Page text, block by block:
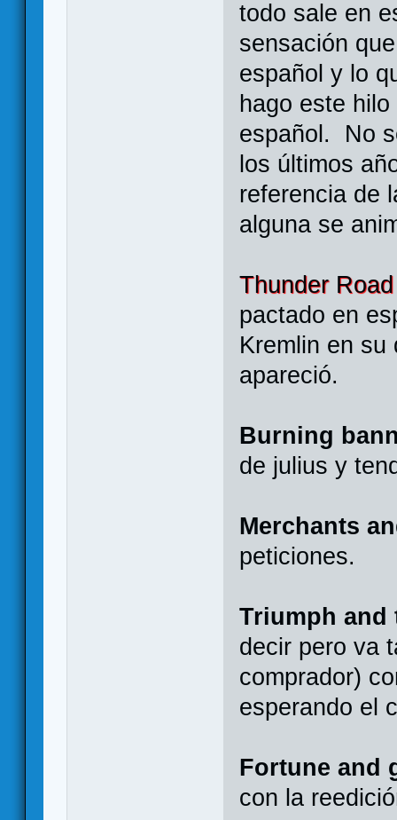
todo sale en
sensación
español y lo
hago este
español. No
los últimos
referencia de
alguna se
Thunder
pactado en
Kremlin en
apareció.
Burning
de julius y
Merchants
peticiones.
Triumph and
decir pero va
comprador)
esperando el
Fortune and
con la